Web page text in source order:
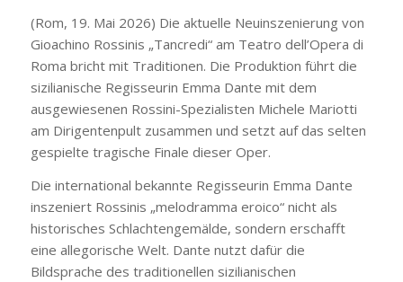
(Rom, 19. Mai 2026) Die aktuelle Neuinszenierung von
Gioachino Rossinis „Tancredi“ am Teatro dell’Opera di
Roma bricht mit Traditionen. Die Produktion führt die
sizilianische Regisseurin Emma Dante mit dem
ausgewiesenen Rossini-Spezialisten Michele Mariotti
am Dirigentenpult zusammen und setzt auf das selten
gespielte tragische Finale dieser Oper.
Die international bekannte Regisseurin Emma Dante
inszeniert Rossinis „melodramma eroico“ nicht als
historisches Schlachtengemälde, sondern erschafft
eine allegorische Welt. Dante nutzt dafür die
Bildsprache des traditionellen sizilianischen